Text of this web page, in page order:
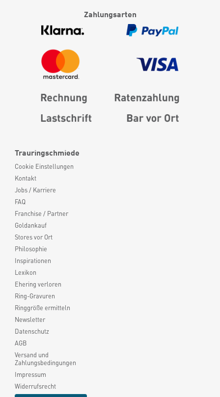
Trauringschmiede
Cookie Einstellungen
Kontakt
Jobs / Karriere
FAQ
Franchise / Partner
Goldankauf
Stores vor Ort
Philosophie
Inspirationen
Lexikon
Ehering verloren
Ring-Gravuren
Ringgröße ermitteln
Newsletter
Datenschutz
AGB
Versand und
Zahlungsbedingungen
Impressum
Widerrufsrecht
Zahlungsarten